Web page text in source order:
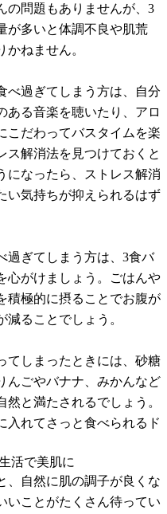
の問題もありませんが、3
が多いと体調不良や肌荒
ねません。
べ過ぎてしまう方は、自分
ある音楽を聴いたり、アロ
こだわってバスタイムを楽
解消法を見つけておくと
になったら、ストレス解消
い気持ちが抑えられるはず
過ぎてしまう方は、3食バ
心がけましょう。ごはんや
積極的に摂ることでお腹が
ることでしょう。
てしまったときには、砂糖
んごやバナナ、みかんなど
と満たされるでしょう。
入れてさっと食べられるド
活で美肌に
、自然に肌の調子が良くな
いことがたくさん待ってい